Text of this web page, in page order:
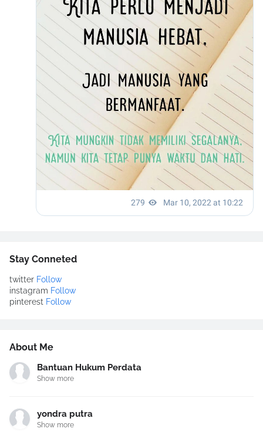
Stay Conneted
twitter Follow
instagram Follow
pinterest Follow
About Me
Bantuan Hukum Perdata
Show more
yondra putra
Show more